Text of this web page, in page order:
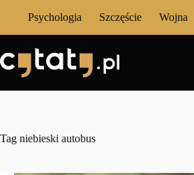
Psychologia Szczęście Wojna
Tag niebieski autobus